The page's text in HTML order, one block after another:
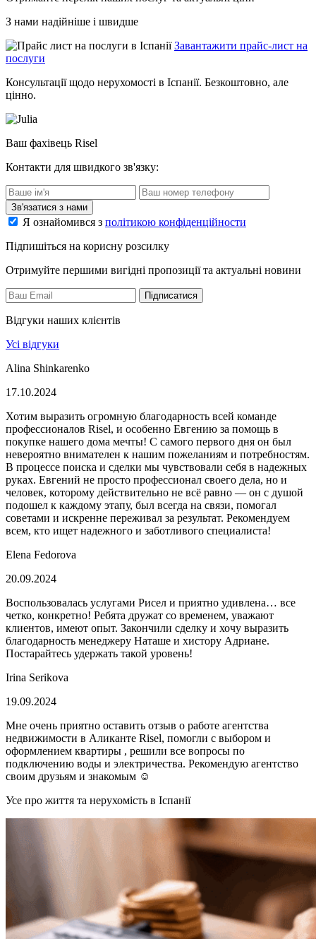
З нами надійніше і швидше
Завантажити прайс-лист на
послуги
Консультації щодо нерухомості в Іспанії. Безкоштовно, але
цінно.
Ваш фахівець Risel
Контакти для швидкого зв'язку:
Зв'язатися з нами
Я ознайомився з політикою конфіденційности
Підпишіться на корисну розсилку
Отримуйте першими вигідні пропозиції та актуальні новини
Підписатися
Відгуки наших клієнтів
Усі відгуки
Alina Shinkarenko
17.10.2024
Хотим выразить огромную благодарность всей команде
профессионалов Risel, и особенно Евгению за помощь в
покупке нашего дома мечты! С самого первого дня он был
невероятно внимателен к нашим пожеланиям и потребностям.
В процессе поиска и сделки мы чувствовали себя в надежных
руках. Евгений не просто профессионал своего дела, но и
человек, которому действительно не всё равно — он с душой
подошел к каждому этапу, был всегда на связи, помогал
советами и искренне переживал за результат. Рекомендуем
всем, кто ищет надежного и заботливого специалиста!
Elena Fedorova
20.09.2024
Воспользовалась услугами Рисел и приятно удивлена… все
четко, конкретно! Ребята дружат со временем, уважают
клиентов, имеют опыт. Закончили сделку и хочу выразить
благодарность менеджеру Наташе и хистору Адриане.
Постарайтесь удержать такой уровень!
Irina Serikova
19.09.2024
Мне очень приятно оставить отзыв о работе агентства
недвижимости в Аликанте Risel, помогли с выбором и
оформлением квартиры , решили все вопросы по
подключению воды и электричества. Рекомендую агентство
своим друзьям и знакомым ☺️
Усе про життя та нерухомість в Іспанії